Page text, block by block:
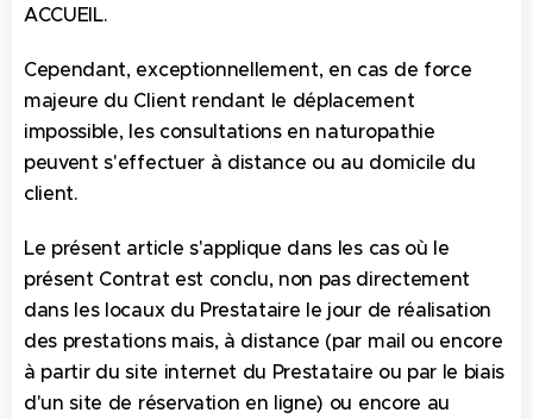
ACCUEIL.
Cependant, exceptionnellement, en cas de force
majeure du Client rendant le déplacement
impossible, les consultations en naturopathie
peuvent s'effectuer à distance ou au domicile du
client.
Le présent article s'applique dans les cas où le
présent Contrat est conclu, non pas directement
dans les locaux du Prestataire le jour de réalisation
des prestations mais, à distance (par mail ou encore
à partir du site internet du Prestataire ou par le biais
d'un site de réservation en ligne) ou encore au